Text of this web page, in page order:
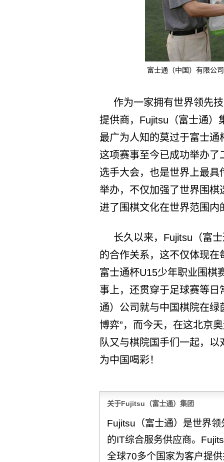
富士通（中国）有限公
作为一家拥有世界领先
提供商，Fujitsu（富士通）
最广为人知的莫过于富士
这项赛事至今已成功举办
选手大会，也是世界上最
举办，不仅加强了世界围
进了围棋文化在世界范围内
长久以来，Fujitsu（富
的合作关系，这不仅体现
富士通杯U15少年职业围棋
事上，还贯穿于足球赛等
通）公司就与中国棋院在绿
博弈”，而今天，在这北京
队又与棋院国手们一起，
为中国喝彩！
关于Fujitsu（富士通）集团
Fujitsu（富士通）是世界
的IT综合服务供应商。
全球70多个国家为客户提